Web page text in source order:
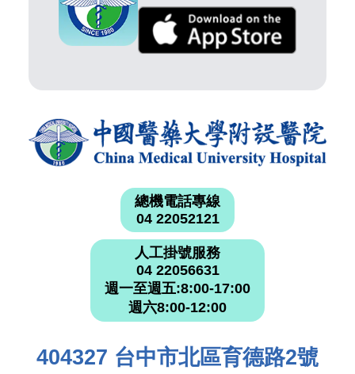
總機電話專線
04 22052121
人工掛號服務
04 22056631
週一至週五:8:00-17:00
週六8:00-12:00
404327 台中市北區育德路2號